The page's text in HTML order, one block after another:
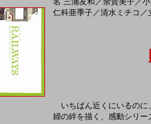
仁科亜季子／清水ミチコ ／
いちばん近くにいるの
婦の絆を描く、感動シリ